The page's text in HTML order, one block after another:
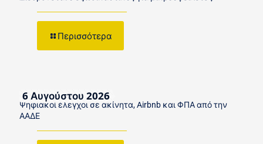
Περισσότερα
6 Αυγούστου 2026
Ψηφιακοί έλεγχοι σε ακίνητα, Airbnb και ΦΠΑ από την
ΑΑΔΕ